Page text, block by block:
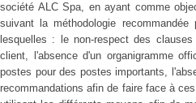
société ALC Spa, en ayant comme
suivant la méthodologie
lesquelles : le non-respect des
client, l'absence d'un organigramme
postes pour des postes importants,
recommandations afin de faire face à